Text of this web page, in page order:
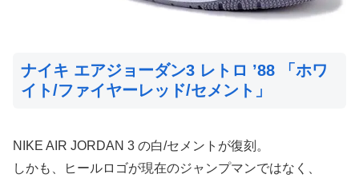
ナイキ エアジョーダン3 レトロ ’88 「ホワ
イト/ファイヤーレッド/セメント」
NIKE AIR JORDAN 3 の白/セメントが復刻。
しかも、ヒールロゴが現在のジャンプマンではなく、